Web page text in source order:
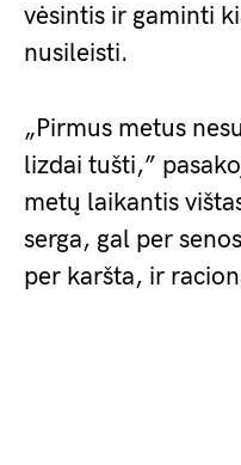
vėsintis ir gaminti
nusileisti.
„Pirmus metus
lizdai tušti,”
metų laikantis
serga, gal per
per karšta, ir